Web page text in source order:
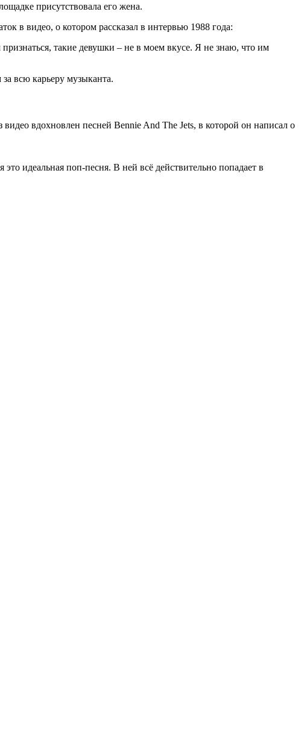
присутствовала его жена.
в видео, о котором рассказал в интервью 1988 года:
такие девушки – не в моем вкусе. Я не знаю, что им
всю карьеру музыканта.
вдохновлен песней Bennie And The Jets, в которой он написал о
идеальная поп-песня. В ней всё действительно попадает в